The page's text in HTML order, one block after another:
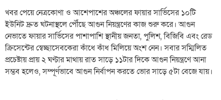
​খবর পেয়ে নেত্রকোণা ও আশেপাশের অঞ্চলের ফায়ার সার্ভিসের ১০টি
ইউনিট দ্রুত ঘটনাস্থলে পৌঁছে আগুন নিয়ন্ত্রণের কাজ শুরু করে। আগুন
নেভাতে ফায়ার সার্ভিসের পাশাপাশি স্থানীয় জনতা, পুলিশ, বিজিবি এবং রেড
ক্রিসেন্টের স্বেচ্ছাসেবকেরা কাঁধে কাঁধ মিলিয়ে অংশ নেন। সবার সম্মিলিত
প্রচেষ্টায় প্রায় ২ ঘণ্টার মাথায় রাত সাড়ে ১১টার দিকে আগুন নিয়ন্ত্রণে আনা
সম্ভব হলেও, সম্পূর্ণভাবে আগুন নির্বাপন করতে ভোর সাড়ে ৫টা বেজে যায়।